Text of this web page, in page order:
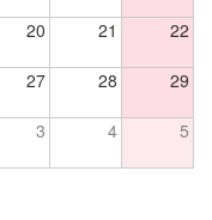
20 21 22
27 28 29
3 4 5